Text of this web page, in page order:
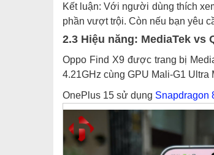
Kết luận: Với người dùng thích
phần vượt trội. Còn nếu bạn yêu
2.3 Hiệu năng: MediaTek vs
Oppo Find X9 được trang bị
4.21GHz cùng GPU Mali-G1 Ultra
OnePlus 15 sử dụng Snapdragon